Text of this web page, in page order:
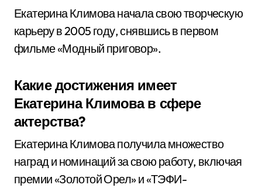
Екатерина Климова начала свою творческую
карьеру в 2005 году, снявшись в первом
фильме «Модный приговор».
Какие достижения имеет
Екатерина Климова в сфере
актерства?
Екатерина Климова получила множество
наград и номинаций за свою работу, включая
премии «Золотой Орел» и «ТЭФИ-